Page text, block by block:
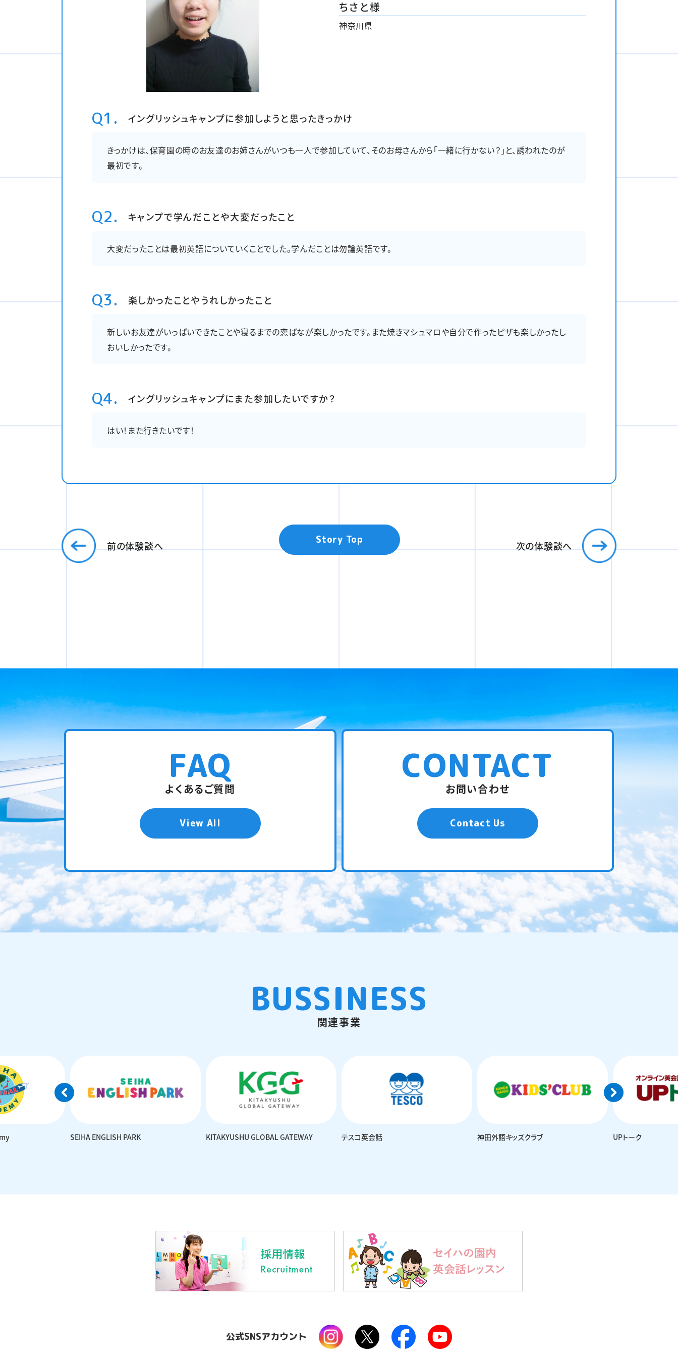
ちさと様
神奈川県
Q1. イングリッシュキャンプに参加しようと思ったきっかけ
きっかけは、保育園の時のお友達のお姉さんがいつも一人で参加していて、そのお母さんから「一緒に行かない？」と、誘われたのが
最初です。
Q2. キャンプで学んだことや大変だったこと
大変だったことは最初英語についていくことでした。学んだことは勿論英語です。
Q3. 楽しかったことやうれしかったこと
新しいお友達がいっぱいできたことや寝るまでの恋ばなが楽しかったです。また焼きマシュマロや自分で作ったピザも楽しかったし
おいしかったです。
Q4. イングリッシュキャンプにまた参加したいですか？
はい！また行きたいです！
前の体験談へ Story Top 次の体験談へ
FAQ
よくあるご質問
View All
CONTACT
お問い合わせ
Contact Us
BUSSINESS
関連事業
SEIHA ENGLISH PARK KITAKYUSHU GLOBAL GATEWAY テスコ英会話 神田外語キッズクラブ UPトーク
公式SNSアカウント